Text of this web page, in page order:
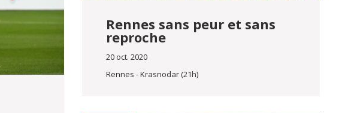
Rennes sans peur et sans
reproche
20 oct. 2020
Rennes - Krasnodar (21h)